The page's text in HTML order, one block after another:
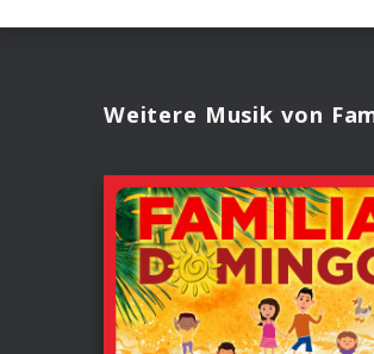
Weitere Musik von